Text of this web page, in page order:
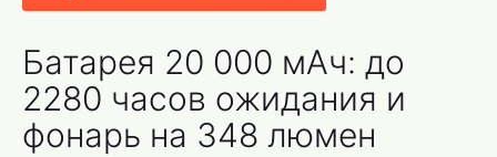
Батарея 20 000 мАч: до
2280 часов ожидания и
фонарь на 348 люмен